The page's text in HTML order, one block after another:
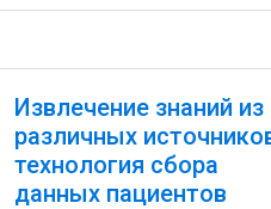
Извлечение знаний из
различных
технология сбора
данных пациентов